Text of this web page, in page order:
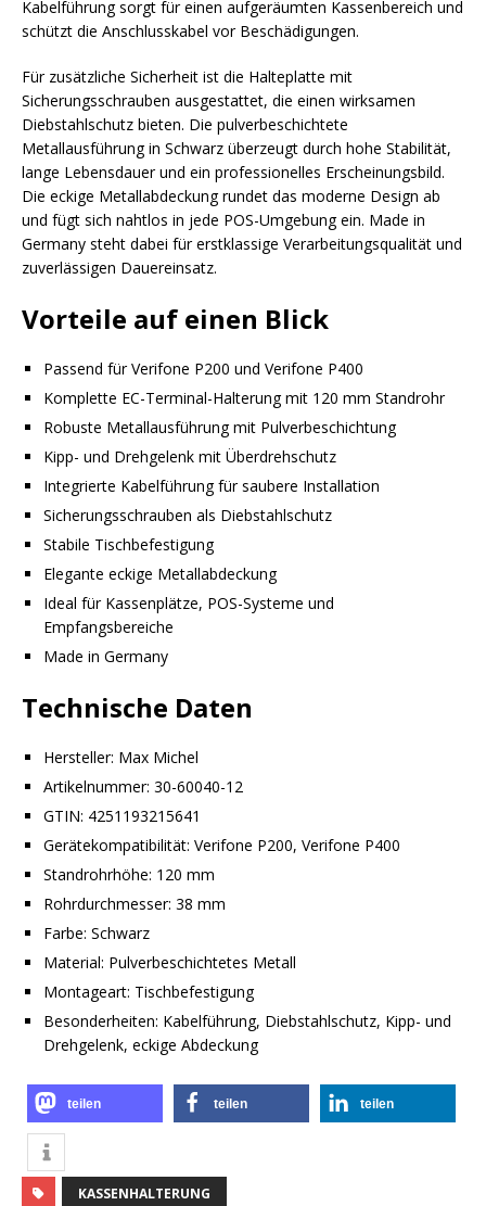
Kabelführung sorgt für einen aufgeräumten Kassenbereich und
schützt die Anschlusskabel vor Beschädigungen.
Für zusätzliche Sicherheit ist die Halteplatte mit
Sicherungsschrauben ausgestattet, die einen wirksamen
Diebstahlschutz bieten. Die pulverbeschichtete
Metallausführung in Schwarz überzeugt durch hohe Stabilität,
lange Lebensdauer und ein professionelles Erscheinungsbild.
Die eckige Metallabdeckung rundet das moderne Design ab
und fügt sich nahtlos in jede POS-Umgebung ein. Made in
Germany steht dabei für erstklassige Verarbeitungsqualität und
zuverlässigen Dauereinsatz.
Vorteile auf einen Blick
Passend für Verifone P200 und Verifone P400
Komplette EC-Terminal-Halterung mit 120 mm Standrohr
Robuste Metallausführung mit Pulverbeschichtung
Kipp- und Drehgelenk mit Überdrehschutz
Integrierte Kabelführung für saubere Installation
Sicherungsschrauben als Diebstahlschutz
Stabile Tischbefestigung
Elegante eckige Metallabdeckung
Ideal für Kassenplätze, POS-Systeme und
Empfangsbereiche
Made in Germany
Technische Daten
Hersteller: Max Michel
Artikelnummer: 30-60040-12
GTIN: 4251193215641
Gerätekompatibilität: Verifone P200, Verifone P400
Standrohrhöhe: 120 mm
Rohrdurchmesser: 38 mm
Farbe: Schwarz
Material: Pulverbeschichtetes Metall
Montageart: Tischbefestigung
Besonderheiten: Kabelführung, Diebstahlschutz, Kipp- und
Drehgelenk, eckige Abdeckung
teilen teilen teilen
KASSENHALTERUNG